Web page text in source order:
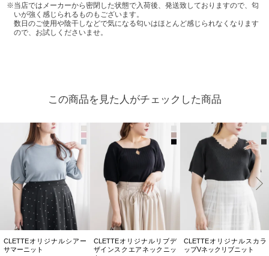
当店ではメーカーから密閉した状態で入荷後、発送致しておりますので、匂
いが強く感じられるものもございます。
数日のご使用や陰干しなどで気になる匂いはほとんど感じられなくなります
ので、お試しくださいませ。
この商品を見た人がチェックした商品
CLETTEオリジナルシアー
サマーニット
CLETTEオリジナルリブデ
ザインスクエアネックニッ
CLETTEオリジナルスカラ
ップVネックリブニット